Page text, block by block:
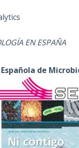
EN ESPAÑA
de